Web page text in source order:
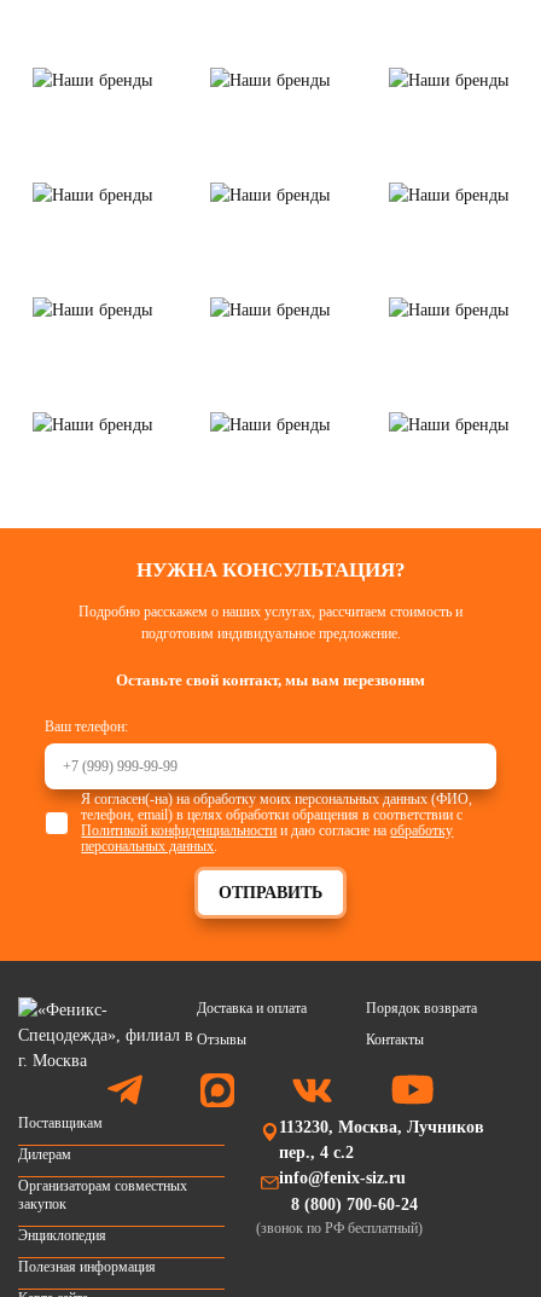
НУЖНА КОНСУЛЬТАЦИЯ?
Подробно расскажем о наших услугах, рассчитаем стоимость и
подготовим индивидуальное предложение.
Оставьте свой контакт, мы вам перезвоним
Ваш телефон:
ОТПРАВИТЬ
Я согласен(-на) на обработку моих персональных данных (ФИО,
телефон, email) в целях обработки обращения в соответствии с
Политикой конфиденциальности и даю согласие наобработку
персональных данных
Доставка и оплата
Порядок возврата
Отзывы
Контакты
Поставщикам
Дилерам
Организаторам совместных
закупок
Энциклопедия
Полезная информация
113230, Москва, Лучников
пер., 4 с.2
info@fenix-siz.ru
8 (800) 700-60-24
(звонок по РФ бесплатный)